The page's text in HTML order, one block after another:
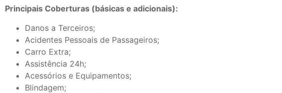
Principais Coberturas (básicas e adicionais):
Danos a Terceiros;
Acidentes Pessoais de Passageiros;
Carro Extra;
Assistência 24h;
Acessórios e Equipamentos;
Blindagem;